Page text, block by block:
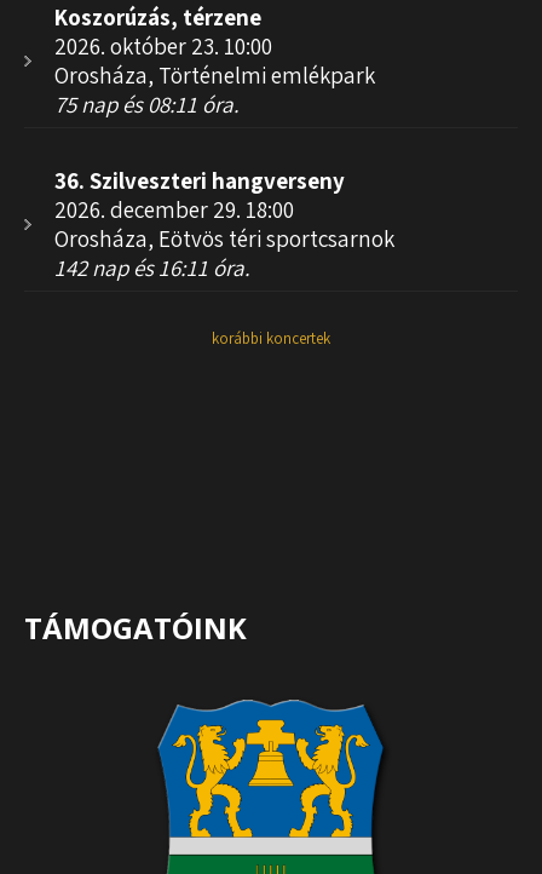
Koszorúzás, térzene
2026. október 23. 10:00
Orosháza, Történelmi emlékpark
75 nap és 08:11 óra.
36. Szilveszteri hangverseny
2026. december 29. 18:00
Orosháza, Eötvös téri sportcsarnok
142 nap és 16:11 óra.
korábbi koncertek
TÁMOGATÓINK